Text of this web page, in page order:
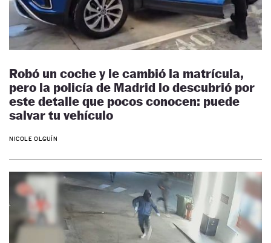
Robó un coche y le cambió la matrícula,
pero la policía de Madrid lo descubrió por
este detalle que pocos conocen: puede
salvar tu vehículo
NICOLE OLGUÍN